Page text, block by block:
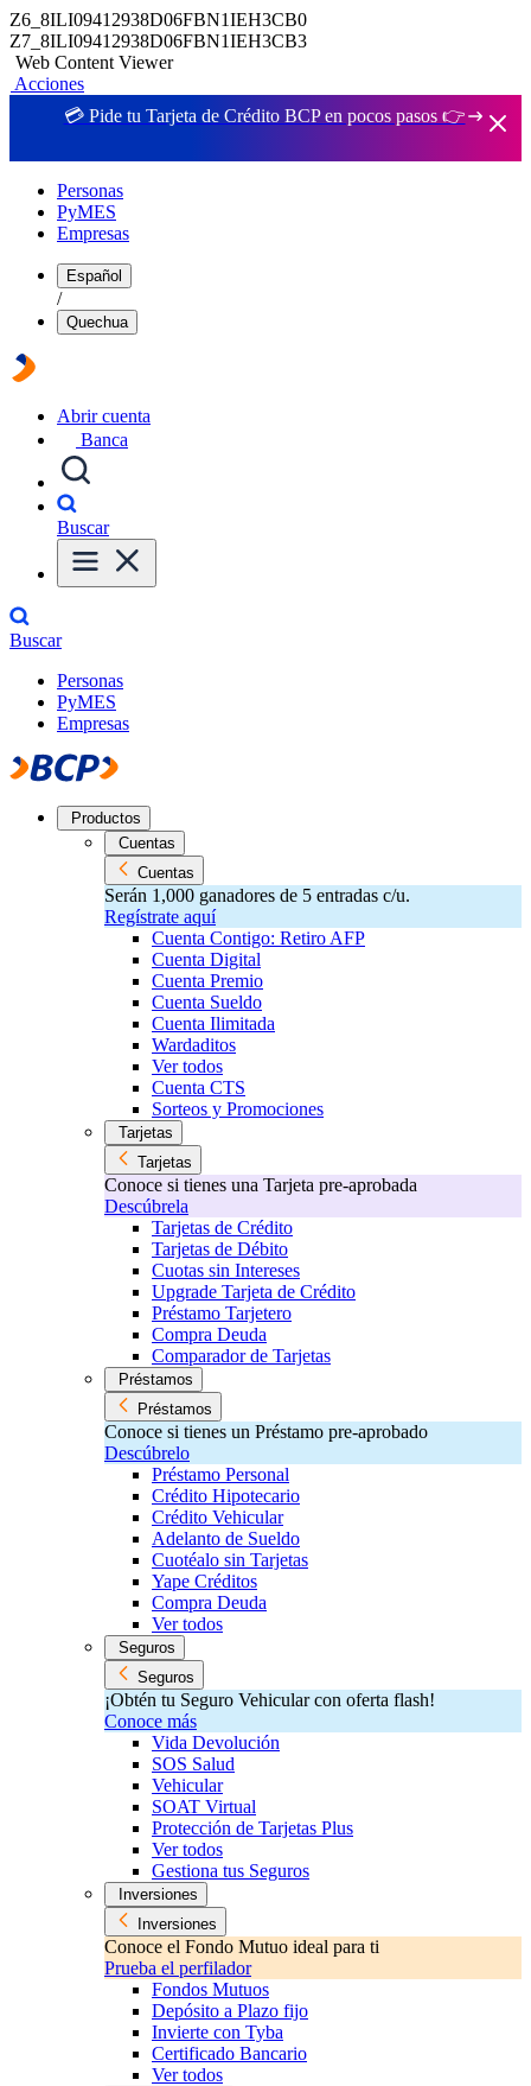
Z6_8ILI09412938D06FBN1IEH3CB0
Z7_8ILI09412938D06FBN1IEH3CB3
Web Content Viewer
Acciones
💳 Pide tu Tarjeta de Crédito BCP en pocos pasos 👉
Personas
PyMES
Empresas
Español
/
Quechua
Abrir cuenta
Banca
Buscar
Buscar
Personas
PyMES
Empresas
Productos
Cuentas
Cuentas
Serán 1,000 ganadores de 5 entradas c/u.
Regístrate aquí
Cuenta Contigo: Retiro AFP
Cuenta Digital
Cuenta Premio
Cuenta Sueldo
Cuenta Ilimitada
Wardaditos
Ver todos
Cuenta CTS
Sorteos y Promociones
Tarjetas
Tarjetas
Conoce si tienes una Tarjeta pre-aprobada
Descúbrela
Tarjetas de Crédito
Tarjetas de Débito
Cuotas sin Intereses
Upgrade Tarjeta de Crédito
Préstamo Tarjetero
Compra Deuda
Comparador de Tarjetas
Préstamos
Préstamos
Conoce si tienes un Préstamo pre-aprobado
Descúbrelo
Préstamo Personal
Crédito Hipotecario
Crédito Vehicular
Adelanto de Sueldo
Cuotéalo sin Tarjetas
Yape Créditos
Compra Deuda
Ver todos
Seguros
Seguros
¡Obtén tu Seguro Vehicular con oferta flash!
Conoce más
Vida Devolución
SOS Salud
Vehicular
SOAT Virtual
Protección de Tarjetas Plus
Ver todos
Gestiona tus Seguros
Inversiones
Inversiones
Conoce el Fondo Mutuo ideal para ti
Prueba el perfilador
Fondos Mutuos
Depósito a Plazo fijo
Invierte con Tyba
Certificado Bancario
Ver todos